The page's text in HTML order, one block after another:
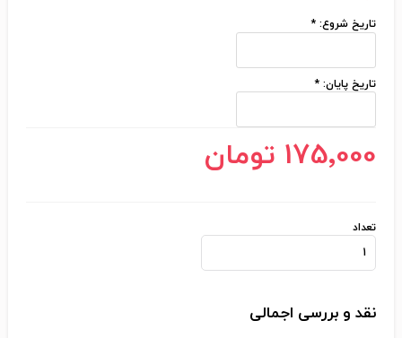
تاریخ شروع: *
تاریخ پایان: *
175٬000 تومان
تعداد
نقد و بررسی اجمالی